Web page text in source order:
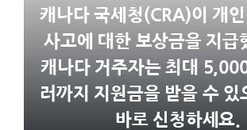
캐나다 국세청(CRA)이 개
사고에 대한 보상금을 지급
캐나다 거주자는 최대
러까지 지원금을 받을 수 있
바로 신청하세요.